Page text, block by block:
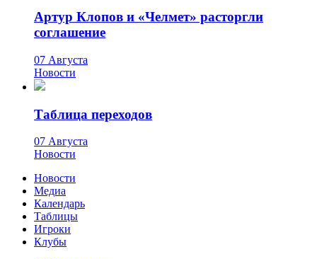
Артур Клопов и «Челмет» расторгли
соглашение
07 Августа
Новости
Таблица переходов
07 Августа
Новости
Новости
Медиа
Календарь
Таблицы
Игроки
Клубы